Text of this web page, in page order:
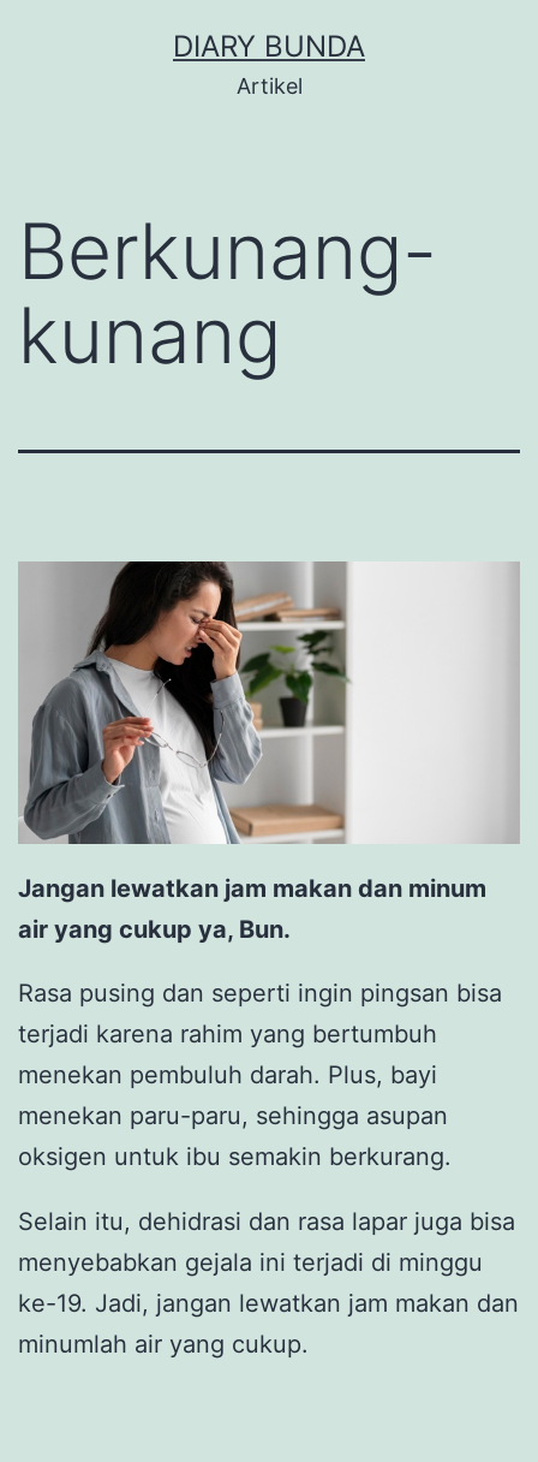
DIARY BUNDA
Artikel
Berkunang-
kunang
Jangan lewatkan jam makan dan minum
air yang cukup ya, Bun.
Rasa pusing dan seperti ingin pingsan bisa
terjadi karena rahim yang bertumbuh
menekan pembuluh darah. Plus, bayi
menekan paru-paru, sehingga asupan
oksigen untuk ibu semakin berkurang.
Selain itu, dehidrasi dan rasa lapar juga bisa
menyebabkan gejala ini terjadi di minggu
ke-19. Jadi, jangan lewatkan jam makan dan
minumlah air yang cukup.